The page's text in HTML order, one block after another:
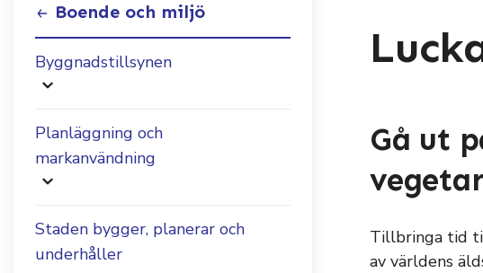
Boende och miljö
Byggnadstillsynen
Planläggning och
markanvändning
Staden bygger, planerar och
underhåller
Gå ut
Tillbringa tid
av världens